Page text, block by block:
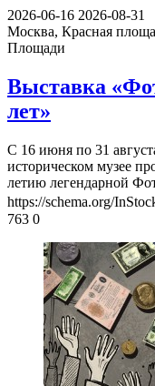
2026-06-16 2026-08-31
Москва, Красная
Площади
Выставка
лет»
С 16 июня по 31
историческом музее
летию легендарной
https://schema.org/
763 0